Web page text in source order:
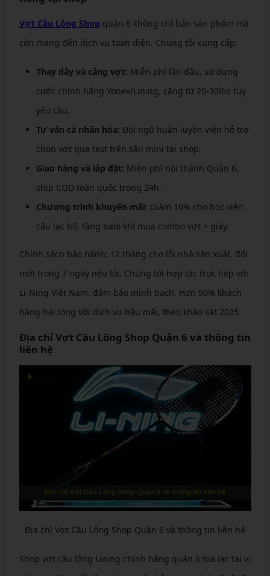
Vợt Cầu Lông Shop quận 6 không chỉ bán sản phẩm mà
còn mang đến dịch vụ toàn diện. Chúng tôi cung cấp:
Thay dây và căng vợt: Miễn phí lần đầu, sử dụng
cước chính hãng Yonex/Lining, căng từ 20-30lbs tùy
yêu cầu.
Tư vấn cá nhân hóa: Đội ngũ huấn luyện viên hỗ trợ
chọn vợt qua test trên sân mini tại shop.
Giao hàng và lắp đặt: Miễn phí nội thành Quận 6,
ship COD toàn quốc trong 24h.
Chương trình khuyến mãi: Giảm 10% cho học viên
câu lạc bộ, tặng balo khi mua combo vợt + giày.
Chính sách bảo hành: 12 tháng cho lỗi nhà sản xuất, đổi
mới trong 7 ngày nếu lỗi. Chúng tôi hợp tác trực tiếp với
Li-Ning Việt Nam, đảm bảo minh bạch. Hơn 90% khách
hàng hài lòng với dịch vụ hậu mãi, theo khảo sát 2025.
Địa chỉ Vợt Cầu Lông Shop Quận 6 và thông tin
liên hệ
Địa chỉ Vợt Cầu Lông Shop Quận 6 và thông tin liên hệ
Shop vợt cầu lông Lining chính hãng quận 6 tọa lạc tại vị